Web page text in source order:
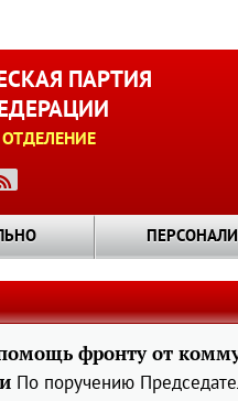
ПАРТИЯ
фронту от
По поручению